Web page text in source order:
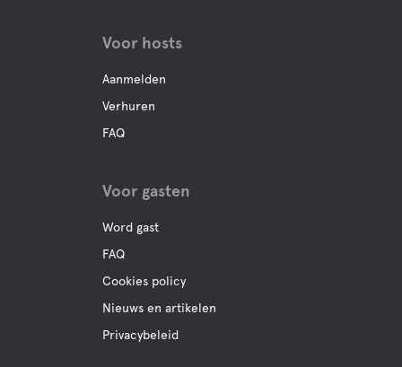
Voor hosts
Aanmelden
Verhuren
FAQ
Voor gasten
Word gast
FAQ
Cookies policy
Nieuws en artikelen
Privacybeleid